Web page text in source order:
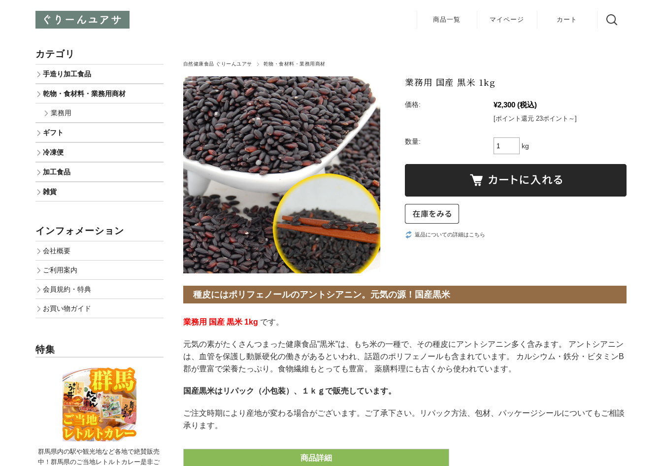
商品一覧 マイページ カート
自然健康食品 ぐりーんユアサ 乾物・食材料・業務用商材
業務用 国産 黒米 1kg
価格: ¥2,300 (税込)
[ポイント還元 23ポイント～]
数量:
kg
返品についての詳細はこちら
種皮にはポリフェノールのアントシアニン。元気の源！国産黒米
業務用 国産 黒米 1kg です。
元気の素がたくさんつまった健康食品”黒米”は、もち米の一種で、その種皮にアントシアニン多く含みます。 アントシアニン
は、血管を保護し動脈硬化の働きがあるといわれ、話題のポリフェノールも含まれています。 カルシウム・鉄分・ビタミンB
郡が豊富で栄養たっぷり。食物繊維もとっても豊富。 薬膳料理にも古くから使われています。
国産黒米はリパック（小包装）、１ｋｇで販売しています。
ご注文時期により産地が変わる場合がございます。ご了承下さい。リパック方法、包材、パッケージシールについてもご相談
承ります。
商品詳細
カテゴリ
手造り加工食品
乾物・食材料・業務用商材
業務用
ギフト
冷凍便
加工食品
雑貨
インフォメーション
会社概要
ご利用案内
会員規約・特典
お買い物ガイド
特集
群馬県内の駅や観光地など各地で絶賛販売
中！群馬県のご当地レトルトカレー是非ご